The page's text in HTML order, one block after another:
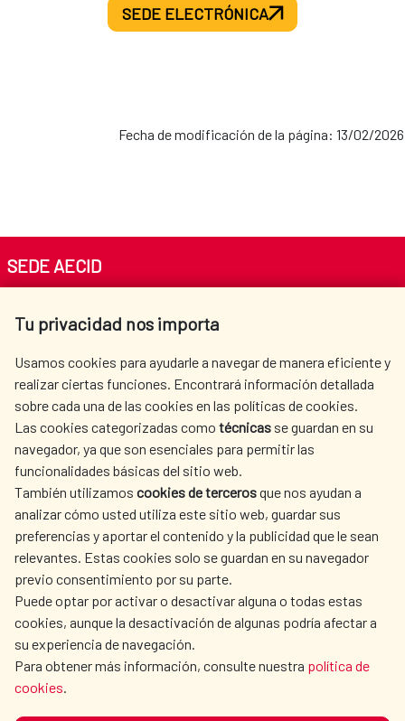
SEDE ELECTRÓNICA
Fecha de modificación de la página: 13/02/2026
Tu privacidad nos importa
Usamos cookies para ayudarle a navegar de manera eficiente y
realizar ciertas funciones. Encontrará información detallada
sobre cada una de las cookies en las políticas de cookies.
Las cookies categorizadas como técnicas se guardan en su
navegador, ya que son esenciales para permitir las
funcionalidades básicas del sitio web.
También utilizamos cookies de tercerosque nos ayudan a
analizar cómo usted utiliza este sitio web, guardar sus
preferencias y aportar el contenido y la publicidad que le sean
relevantes. Estas cookies solo se guardan en su navegador
previo consentimiento por su parte.
Puede optar por activar o desactivar alguna o todas estas
cookies, aunque la desactivación de algunas podría afectar a
su experiencia de navegación.
Para obtener más información, consulte nuestra política de
cookies.
SEDE AECID
Tel. +34 900 20 30 54​​​​​​​
AECID
WHERE DO WE COOPERATE?
SPANISH HUMANITARIAN
ACTION
PRESS ROOM
CULTURE AND SCIENCE LIBRARY
OUR SOCIAL MEDIA